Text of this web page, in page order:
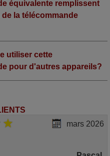
équivalente remplissent
la télécommande
utiliser cette
pour d'autres appareils?
mars 2026